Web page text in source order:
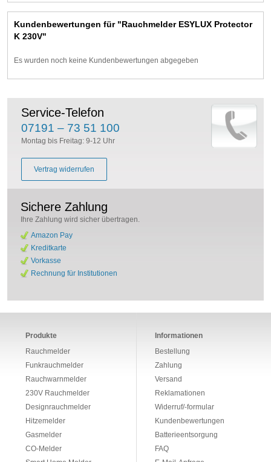
Kundenbewertungen für "Rauchmelder ESYLUX Protector
K 230V"
Es wurden noch keine Kundenbewertungen abgegeben
Service-Telefon
07191 – 73 51 100
Montag bis Freitag: 9-12 Uhr
Vertrag widerrufen
Sichere Zahlung
Ihre Zahlung wird sicher übertragen.
Amazon Pay
Kreditkarte
Vorkasse
Rechnung für Institutionen
Produkte
Rauchmelder
Funkrauchmelder
Rauchwarnmelder
230V Rauchmelder
Designrauchmelder
Hitzemelder
Gasmelder
CO-Melder
Informationen
Bestellung
Zahlung
Versand
Reklamationen
Widerruf/-formular
Kundenbewertungen
Batterieentsorgung
FAQ